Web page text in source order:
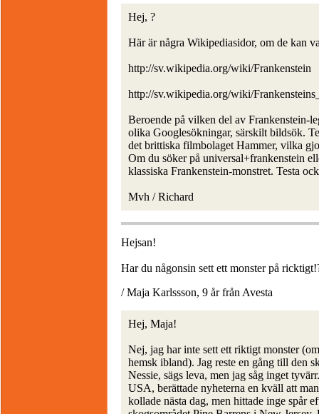
Hej, ?
Här är några Wikipediasidor, om de kan
http://sv.wikipedia.org/wiki/Frankenstein
http://sv.wikipedia.org/wiki/
Beroende på vilken del av Frankenstein-
olika Googlesökningar, särskilt bildsök.
det brittiska filmbolaget Hammer, vilka
Om du söker på universal+frankenstein
klassiska Frankenstein-monstret. Testa
Mvh / Richard
Hejsan!
Har du någonsin sett ett monster på
/ Maja Karlssson, 9 år från Avesta
Hej, Maja!
Nej, jag har inte sett ett riktigt monster
hemsk ibland). Jag reste en gång till den
Nessie, sägs leva, men jag såg inget
USA, berättade nyheterna en kväll att
kollade nästa dag, men hittade inge spår